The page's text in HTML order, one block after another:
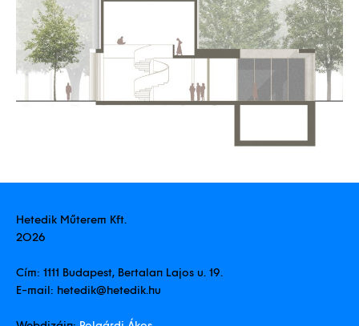
Hetedik Műterem Kft.
2026
Cím: 1111 Budapest, Bertalan Lajos u. 19.
E-mail: hetedik@hetedik.hu